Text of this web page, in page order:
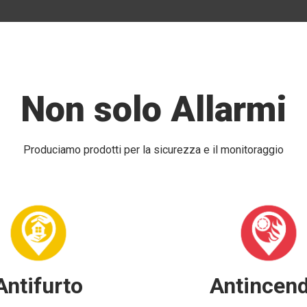
Non solo Allarmi
Produciamo prodotti per la sicurezza e il monitoraggio